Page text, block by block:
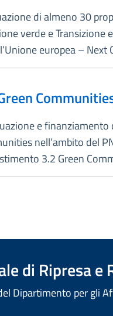
di almeno 30
verde e
europea – Next
e
nell’ambito del
3.2 Green
di Ripresa e
Dipartimento per gli